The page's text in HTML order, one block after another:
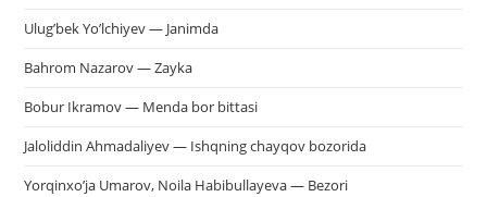
Ulug’bek Yo’lchiyev — Janimda
Bahrom Nazarov — Zayka
Bobur Ikramov — Menda bor bittasi
Jaloliddin Ahmadaliyev — Ishqning chayqov bozorida
Yorqinxo’ja Umarov, Noila Habibullayeva — Bezori